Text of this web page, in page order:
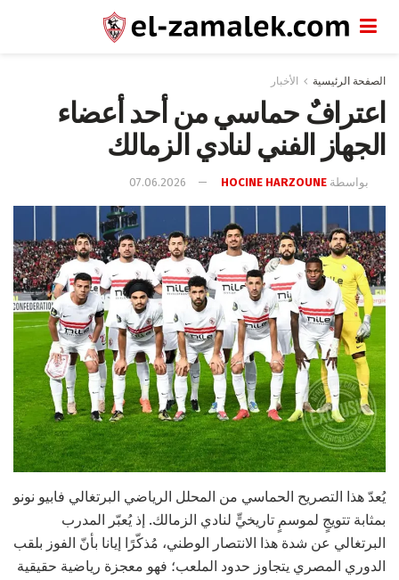
الصفحة الرئيسية الأخبار
اعترافٌ حماسي من أحد أعضاء
الجهاز الفني لنادي الزمالك
بواسطة HOCINE HARZOUNE
07.06.2026
يُعدّ هذا التصريح الحماسي من المحلل الرياضي البرتغالي فابيو نونو
بمثابة تتويجٍ لموسمٍ تاريخيٍّ لنادي الزمالك. إذ يُعبّر المدرب
البرتغالي عن شدة هذا الانتصار الوطني، مُذكّرًا إيانا بأنّ الفوز بلقب
الدوري المصري يتجاوز حدود الملعب؛ فهو معجزة رياضية حقيقية